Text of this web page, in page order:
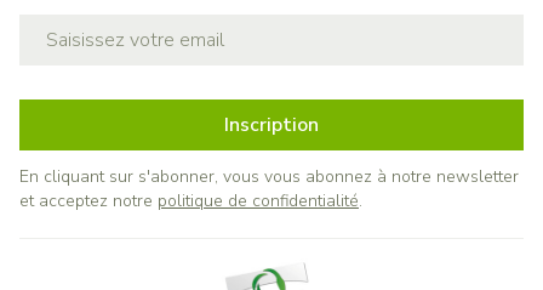
Inscription
En cliquant sur s'abonner, vous vous abonnez à notre newsletter
et acceptez notre politique de confidentialité.